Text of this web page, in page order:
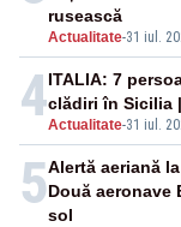
Actualitate-31 iul.
rusească
4Actualitate-31 iul.
ITALIA: 7
clădiri în Sicilia
5Alertă aeriană
Două
sol